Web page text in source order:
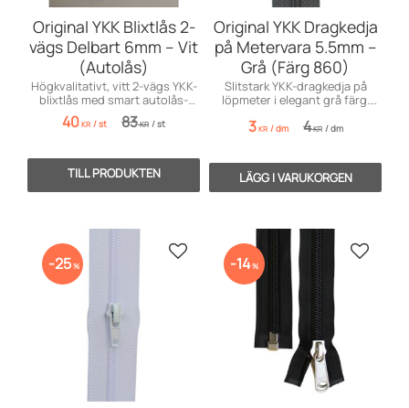
Original YKK Blixtlås 2-
vägs Delbart 6mm – Vit
(Autolås)
Högkvalitativt, vitt 2-vägs YKK-
blixtlås med smart autolås-
löpare. Finns från 15 cm till 150
cm!
40KR /st 83KR /st
Original YKK Dragkedja
på Metervara 5.5mm –
Grå (Färg 860)
Slitstark YKK-dragkedja på
löpmeter i elegant grå färg.
DIY. Säljs per dm.
3KR /dm 4KR /dm
25% Lägg till i favoriter
14% Lägg